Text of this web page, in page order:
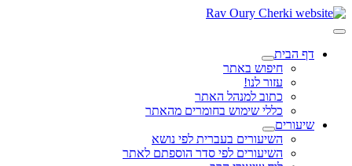
דף הבית
חיפוש באתר
עזור לנו!
כתוב למנהל האתר
כללי שימוש בחומרים מהאתר
שיעורים
השיעורים בעברית לפי נושא
השיעורים לפי סדר הוספתם לאתר